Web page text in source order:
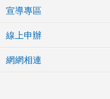
宣導專區
線上申辦
網網相連